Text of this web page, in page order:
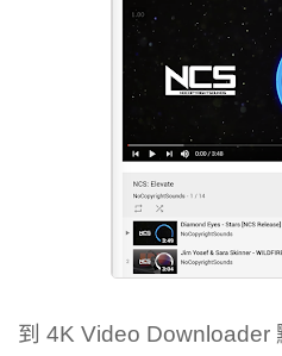
到 4K Video Downloader